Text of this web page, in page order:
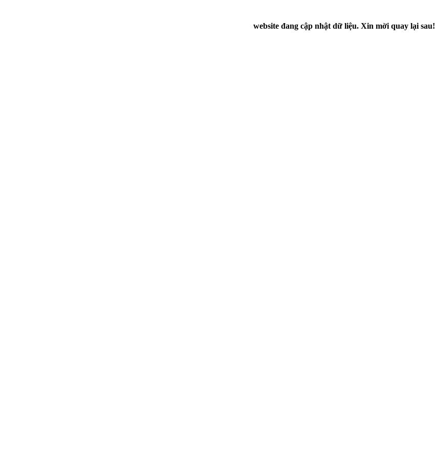
website đang cập nhật dữ liệu. Xin mời quay lại sau!